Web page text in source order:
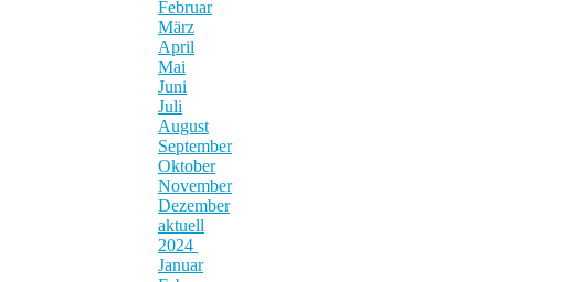
Februar
März
April
Mai
Juni
Juli
August
September
Oktober
November
Dezember
aktuell
2024
Januar